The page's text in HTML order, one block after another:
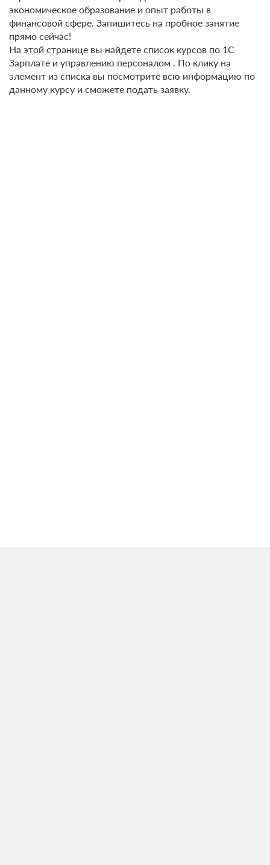
экономическое образование и опыт работы в
финансовой сфере. Запишитесь на пробное занятие
прямо сейчас!
На этой странице вы найдете список курсов по 1С
Зарплате и управлению персоналом . По клику на
элемент из списка вы посмотрите всю информацию по
данному курсу и сможете подать заявку.